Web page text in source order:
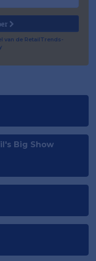
van de RetailTrends-
Big Show